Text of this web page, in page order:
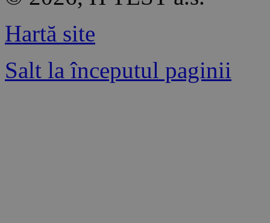
Hartă site
Salt la începutul paginii